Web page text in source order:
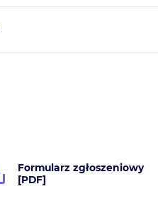
Formularz zgłoszeniowy
[PDF]